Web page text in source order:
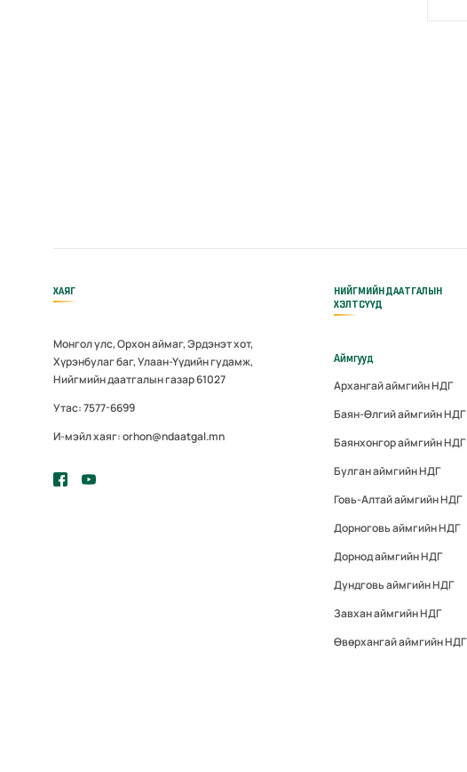
ХАЯГ
Монгол улс, Орхон аймаг, Эрдэнэт хот,
Хүрэнбулаг баг, Улаан-Үүдийн гудамж,
Нийгмийн даатгалын газар 61027
Утас: 7577-6699
И-мэйл хаяг: orhon@ndaatgal.mn
НИЙГМИЙН ДААТГАЛЫН
ХЭЛТСҮҮД
Аймгууд
Архангай аймгийн НДГ
Баян-Өлгий аймгийн НДГ
Баянхонгор аймгийн НДГ
Булган аймгийн НДГ
Говь-Алтай аймгийн НДГ
Дорноговь аймгийн НДГ
Дорнод аймгийн НДГ
Дундговь аймгийн НДГ
Завхан аймгийн НДГ
Өвөрхангай аймгийн НДГ